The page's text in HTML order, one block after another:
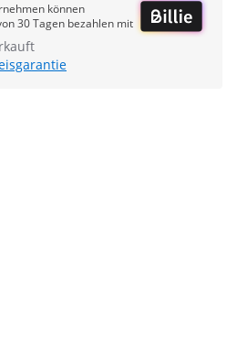
können
30 Tagen bezahlen mit